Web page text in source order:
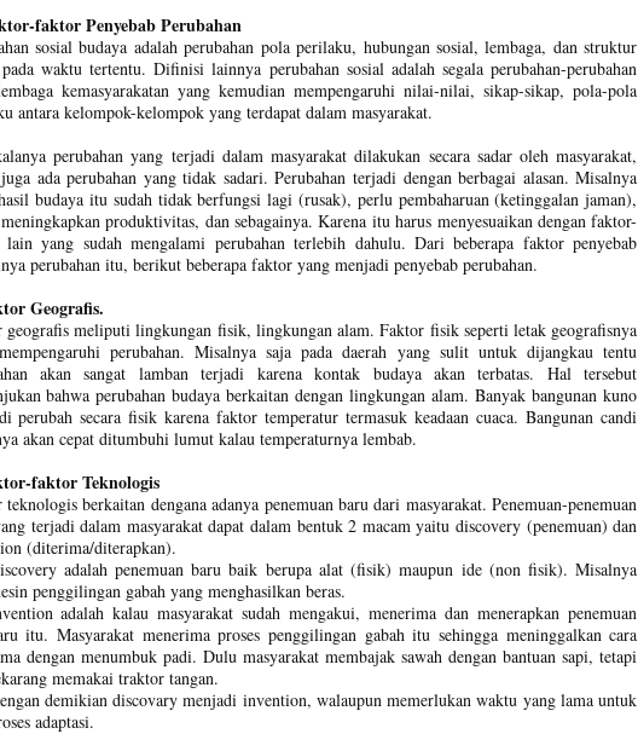
faktor Penyebab Perubahan
sosial budaya adalah perubahan pola perilaku, hubungan sosial, lembaga, dan struktur
waktu tertentu. Difinisi lainnya perubahan sosial adalah segala perubahan-perubahan
kemasyarakatan yang kemudian mempengaruhi nilai-nilai, sikap-sikap, pola-pola
antara kelompok-kelompok yang terdapat dalam masyarakat.
perubahan yang terjadi dalam masyarakat dilakukan secara sadar oleh masyarakat,
ada perubahan yang tidak sadari. Perubahan terjadi dengan berbagai alasan. Misalnya
budaya itu sudah tidak berfungsi lagi (rusak), perlu pembaharuan (ketinggalan jaman),
produktivitas, dan sebagainya. Karena itu harus menyesuaikan dengan faktor-
yang sudah mengalami perubahan terlebih dahulu. Dari beberapa faktor penyebab
perubahan itu, berikut beberapa faktor yang menjadi penyebab perubahan.
Geografis.
geografis meliputi lingkungan fisik, lingkungan alam. Faktor fisik seperti letak geografisnya
perubahan. Misalnya saja pada daerah yang sulit untuk dijangkau tentu
akan sangat lamban terjadi karena kontak budaya akan terbatas. Hal tersebut
bahwa perubahan budaya berkaitan dengan lingkungan alam. Banyak bangunan kuno
perubah secara fisik karena faktor temperatur termasuk keadaan cuaca. Bangunan candi
akan cepat ditumbuhi lumut kalau temperaturnya lembab.
faktor Teknologis
teknologis berkaitan dengana adanya penemuan baru dari masyarakat. Penemuan-penemuan
terjadi dalam masyarakat dapat dalam bentuk 2 macam yaitu discovery (penemuan) dan
(diterima/diterapkan).
adalah penemuan baru baik berupa alat (fisik) maupun ide (non fisik). Misalnya
penggilingan gabah yang menghasilkan beras.
adalah kalau masyarakat sudah mengakui, menerima dan menerapkan penemuan
itu. Masyarakat menerima proses penggilingan gabah itu sehingga meninggalkan cara
dengan menumbuk padi. Dulu masyarakat membajak sawah dengan bantuan sapi, tetapi
memakai traktor tangan.
demikian discovary menjadi invention, walaupun memerlukan waktu yang lama untuk
adaptasi.